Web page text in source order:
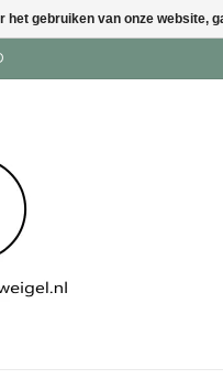
het gebruiken van onze website,